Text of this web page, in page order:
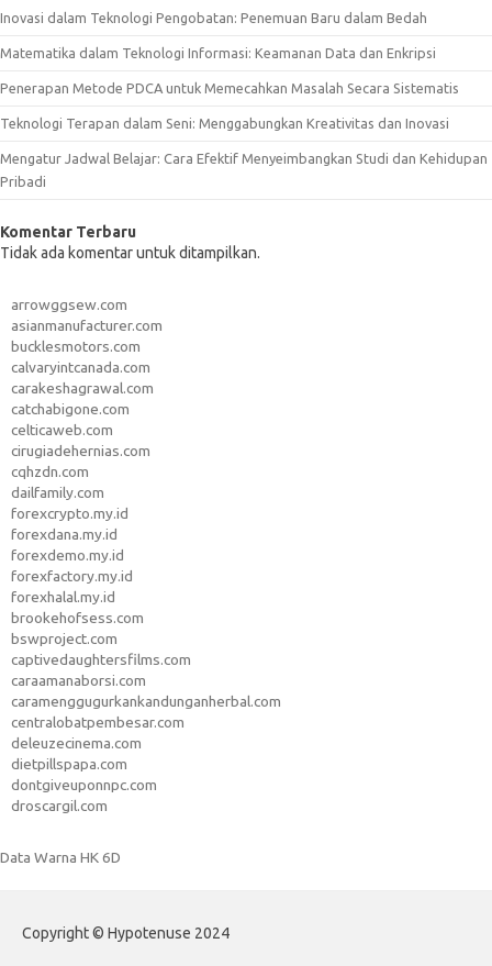
Inovasi dalam Teknologi Pengobatan: Penemuan Baru dalam Bedah
Matematika dalam Teknologi Informasi: Keamanan Data dan Enkripsi
Penerapan Metode PDCA untuk Memecahkan Masalah Secara Sistematis
Teknologi Terapan dalam Seni: Menggabungkan Kreativitas dan Inovasi
Mengatur Jadwal Belajar: Cara Efektif Menyeimbangkan Studi dan Kehidupan
Pribadi
Komentar Terbaru
Tidak ada komentar untuk ditampilkan.
arrowggsew.com
asianmanufacturer.com
bucklesmotors.com
calvaryintcanada.com
carakeshagrawal.com
catchabigone.com
celticaweb.com
cirugiadehernias.com
cqhzdn.com
dailfamily.com
forexcrypto.my.id
forexdana.my.id
forexdemo.my.id
forexfactory.my.id
forexhalal.my.id
brookehofsess.com
bswproject.com
captivedaughtersfilms.com
caraamanaborsi.com
caramenggugurkankandunganherbal.com
centralobatpembesar.com
deleuzecinema.com
dietpillspapa.com
dontgiveuponnpc.com
droscargil.com
Data Warna HK 6D
Copyright © Hypotenuse 2024